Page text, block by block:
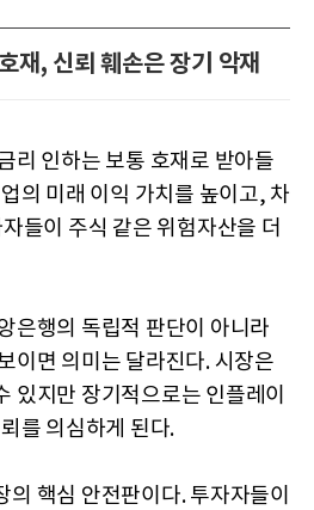
재, 신뢰 훼손은 장기 악재
리 인하는 보통 호재로 받아들
의 미래 이익 가치를 높이고, 차
들이 주식 같은 위험자산을 더
은행의 독립적 판단이 아니라
이면 의미는 달라진다. 시장은
있지만 장기적으로는 인플레이
를 의심하게 된다.
핵심 안전판이다. 투자자들이